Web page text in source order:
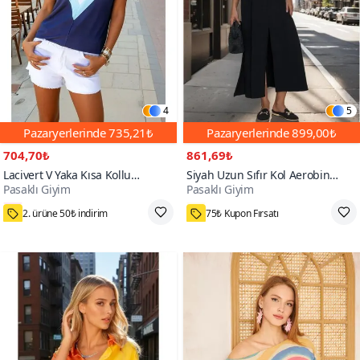
4
Pazaryerlerinde735,21₺
704,70₺
Lacivert V Yaka Kısa Kollu
Terletmez Tişört / Bluz
Pasaklı Giyim
200+
2. ürüne 50₺ indirim
5
Pazaryerlerinde899,00₺
861,69₺
Siyah Uzun Sıfır Kol Aerobin
Kumaş A Kesim Yırtmaçlı Yazlık
Elbise
Pasaklı Giyim
75₺ Kupon Fırsatı